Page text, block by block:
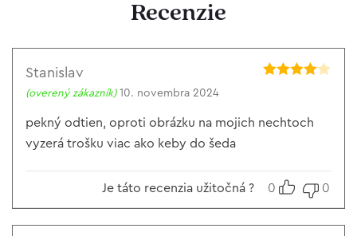
Recenzie
Stanislav
(overený zákazník) 10. novembra 2024
pekný odtien, oproti obrázku na mojich nechtoch
vyzerá trošku viac ako keby do šeda
Je táto recenzia užitočná ? 0 0